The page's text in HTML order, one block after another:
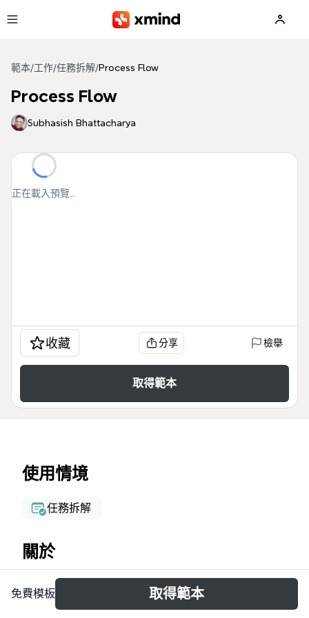
範本/工作/任務拆解/Process Flow
Process Flow
Subhasish Bhattacharya
正在載入預覽...
收藏 分享 檢舉
取得範本
使用情境
任務拆解
關於
The Process Flow mind map template provides a
structured 9-step event management workflow,
免費模板 取得範本